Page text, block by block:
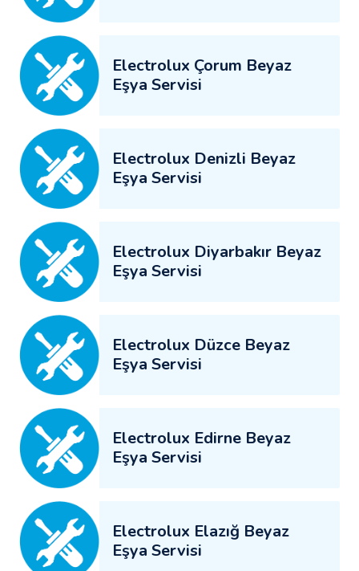
Electrolux Çorum Beyaz
Eşya Servisi
Electrolux Denizli Beyaz
Eşya Servisi
Electrolux Diyarbakır Beyaz
Eşya Servisi
Electrolux Düzce Beyaz
Eşya Servisi
Electrolux Edirne Beyaz
Eşya Servisi
Electrolux Elazığ Beyaz
Eşya Servisi